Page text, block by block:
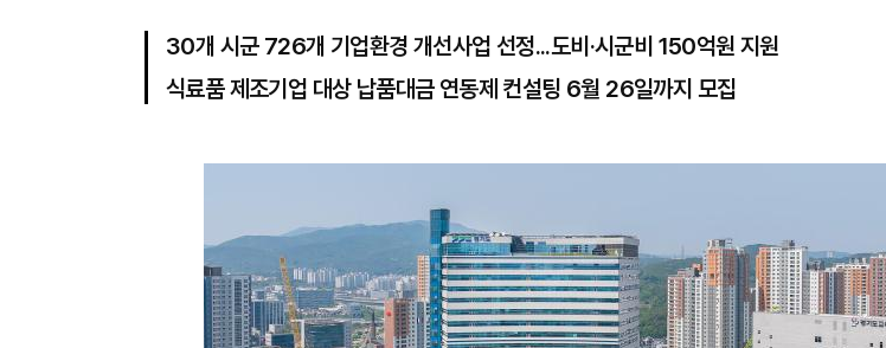
30개 시군 726개 기업환경 개선사업 선정...도비·시군비 150억원 지원
식료품 제조기업 대상 납품대금 연동제 컨설팅 6월 26일까지 모집